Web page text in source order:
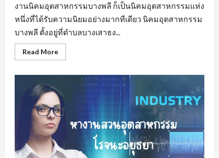
งานนิคมอุตสาหกรรมบางพลี ก็เป็นนิคมอุตสาหกรรมแห่ง
หนึ่งที่ได้รับความนิยมอย่างมากทีเดียว นิคมอุตสาหกรรม
บางพลี ตั้งอยู่ที่ตำบลบางเสาธง...
Read MoreRead
more
อุตสาหกรรม
บางพลี
มี
อะไร
น่า
สนใจ